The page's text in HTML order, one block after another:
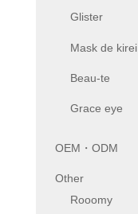
Glister
Mask de kirei
Beau-te
Grace eye
OEM・ODM
Other
Rooomy